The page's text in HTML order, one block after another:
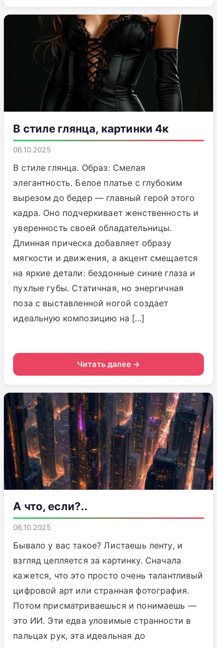
В стиле глянца, картинки 4к
06.10.2025
В стиле глянца. Образ: Смелая
элегантность. Белое платье с глубоким
вырезом до бедер — главный герой этого
кадра. Оно подчеркивает женственность и
уверенность своей обладательницы.
Длинная прическа добавляет образу
мягкости и движения, а акцент смещается
на яркие детали: бездонные синие глаза и
пухлые губы. Статичная, но энергичная
поза с выставленной ногой создает
идеальную композицию на […]
Читать далее →
А что, если?..
06.10.2025
Бывало у вас такое? Листаешь ленту, и
взгляд цепляется за картинку. Сначала
кажется, что это просто очень талантливый
цифровой арт или странная фотография.
Потом присматриваешься и понимаешь —
это ИИ. Эти едва уловимые странности в
пальцах рук, эта идеальная до